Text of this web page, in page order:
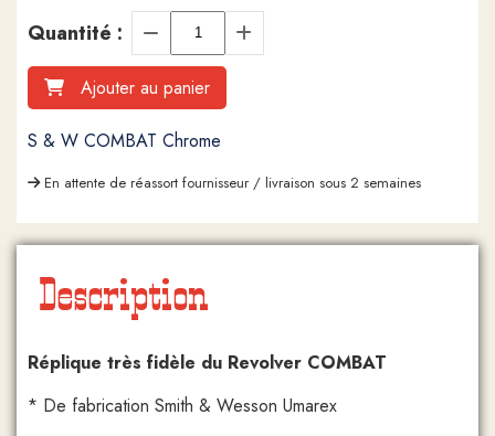
Quantité :
Ajouter au panier
S & W COMBAT Chrome
En attente de réassort fournisseur / livraison sous 2 semaines
Description
Réplique très fidèle du Revolver COMBAT
* De fabrication Smith & Wesson Umarex